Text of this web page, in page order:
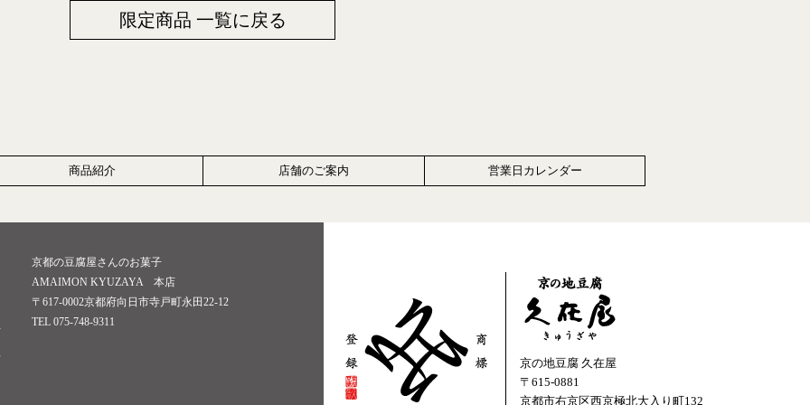
限定商品 一覧に戻る
商品紹介 店舗のご案内 営業日カレンダー
京都の豆腐屋さんのお菓子
AMAIMON KYUZAYA 本店
〒617-0002京都府向日市寺戸町永田22-12
TEL 075-748-9311
京の地豆腐 久在屋
〒615-0881
京都市右京区西京極北大入り町132